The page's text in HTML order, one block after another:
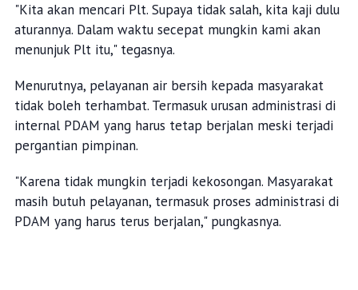
"Kita akan mencari Plt. Supaya tidak salah, kita kaji dulu
aturannya. Dalam waktu secepat mungkin kami akan
menunjuk Plt itu," tegasnya.
Menurutnya, pelayanan air bersih kepada masyarakat
tidak boleh terhambat. Termasuk urusan administrasi di
internal PDAM yang harus tetap berjalan meski terjadi
pergantian pimpinan.
"Karena tidak mungkin terjadi kekosongan. Masyarakat
masih butuh pelayanan, termasuk proses administrasi di
PDAM yang harus terus berjalan," pungkasnya.